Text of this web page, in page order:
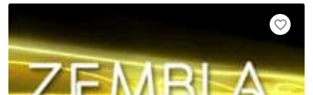
favorite_border